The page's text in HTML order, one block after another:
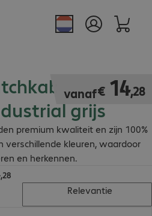
RJ45
grijs
premium kwaliteit en zijn 100%
verschillende kleuren, waardoor
en herkennen.
vanaf€ 14,28
€ 14,28
,28
Relevantie